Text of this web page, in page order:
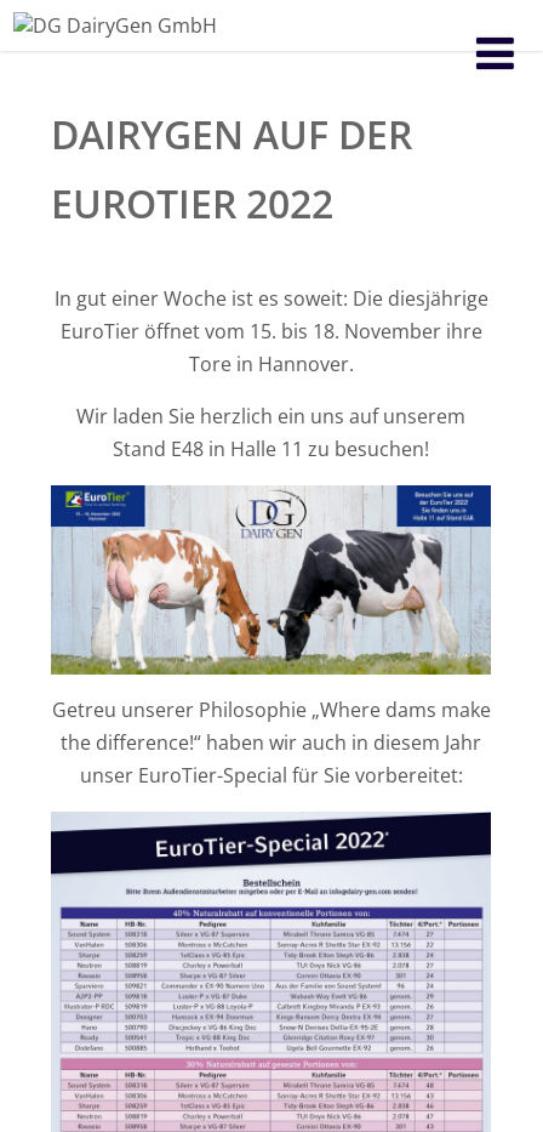
DAIRYGEN AUF DER
EUROTIER 2022
In gut einer Woche ist es soweit: Die diesjährige
EuroTier öffnet vom 15. bis 18. November ihre
Tore in Hannover.
Wir laden Sie herzlich ein uns auf unserem
Stand E48 in Halle 11 zu besuchen!
Getreu unserer Philosophie „Where dams make
the difference!“ haben wir auch in diesem Jahr
unser EuroTier-Special für Sie vorbereitet: